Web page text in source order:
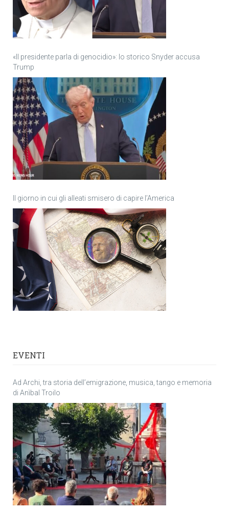
«Il presidente parla di genocidio»: lo storico Snyder accusa
Trump
Il giorno in cui gli alleati smisero di capire l’America
EVENTI
Ad Archi, tra storia dell’emigrazione, musica, tango e memoria
di Anìbal Troilo